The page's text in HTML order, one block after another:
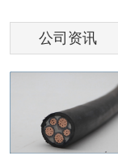
公司资讯